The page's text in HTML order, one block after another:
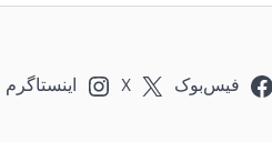
فیس‌بوک X اینستاگرم